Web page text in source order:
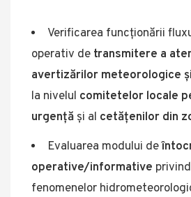
Verificarea funcționării
operativ de transmitere a
avertizărilor meteorologice
la nivelul comitetelor locale
urgență și al cetățenilor din
Evaluarea modului de
operative/informative
fenomenelor